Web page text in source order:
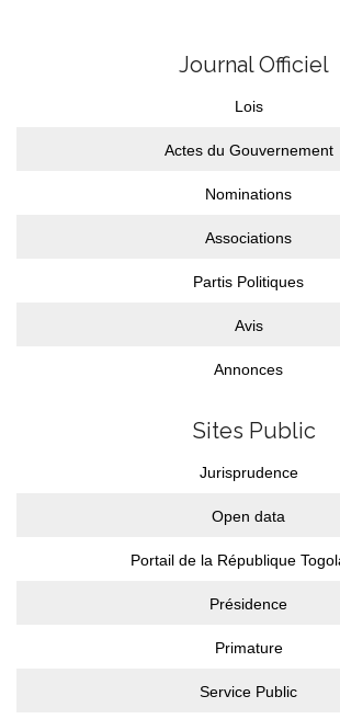
Journal Officiel
Lois
Actes du Gouvernement
Nominations
Associations
Partis Politiques
Avis
Annonces
Sites Public
Jurisprudence
Open data
Portail de la République
Présidence
Primature
Service Public